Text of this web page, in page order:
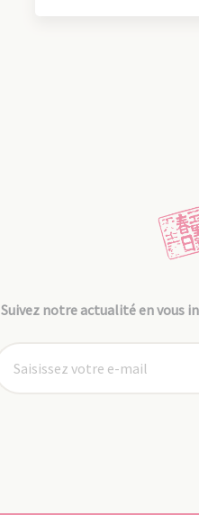
Suivez notre actualité en vous